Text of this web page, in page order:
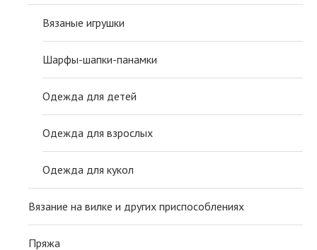
Вязаные игрушки
Шарфы-шапки-панамки
Одежда для детей
Одежда для взрослых
Одежда для кукол
Вязание на вилке и других приспособлениях
Пряжа